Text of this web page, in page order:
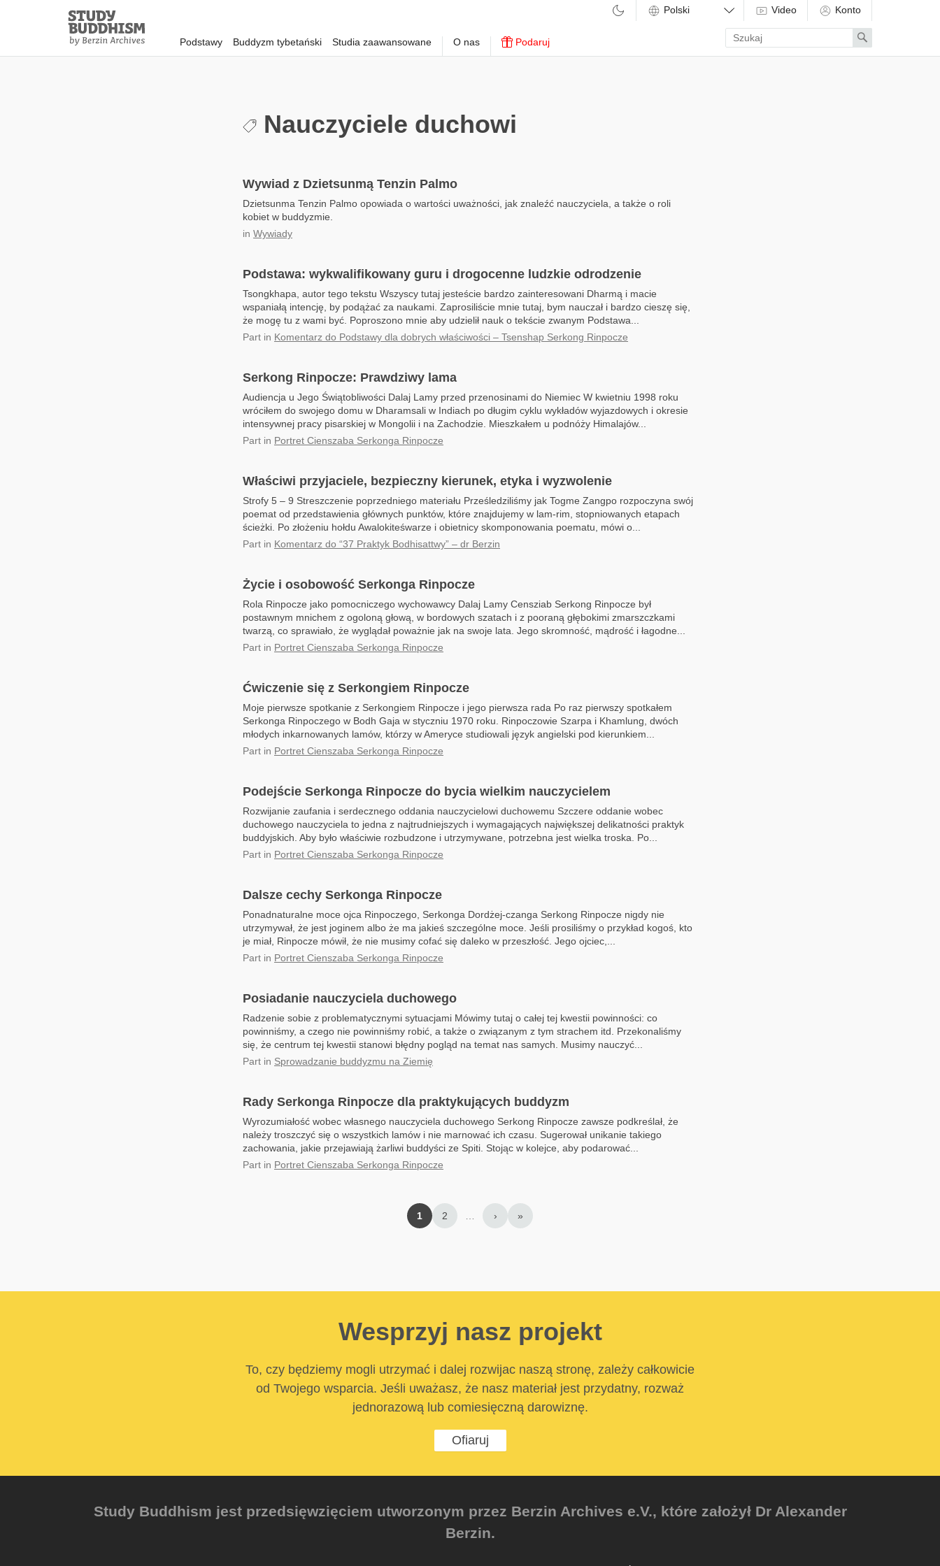
Study
Buddhism
Home
Podstawy Buddyzm tybetański Studia zaawansowane O nas Podaruj
Video Konto
Enter
search
term
Search
Nauczyciele duchowi
Wywiad z Dzietsunmą Tenzin Palmo
Dzietsunma Tenzin Palmo opowiada o wartości uważności, jak znaleźć nauczyciela, a także o roli
kobiet w buddyzmie.
in Wywiady
Podstawa: wykwalifikowany guru i drogocenne ludzkie odrodzenie
Tsongkhapa, autor tego tekstu Wszyscy tutaj jesteście bardzo zainteresowani Dharmą i macie
wspaniałą intencję, by podążać za naukami. Zaprosiliście mnie tutaj, bym nauczał i bardzo cieszę się,
że mogę tu z wami być. Poproszono mnie aby udzielił nauk o tekście zwanym Podstawa...
Part in Komentarz do Podstawy dla dobrych właściwości – Tsenshap Serkong Rinpocze
Serkong Rinpocze: Prawdziwy lama
Audiencja u Jego Świątobliwości Dalaj Lamy przed przenosinami do Niemiec W kwietniu 1998 roku
wróciłem do swojego domu w Dharamsali w Indiach po długim cyklu wykładów wyjazdowych i okresie
intensywnej pracy pisarskiej w Mongolii i na Zachodzie. Mieszkałem u podnóży Himalajów...
Part in Portret Cienszaba Serkonga Rinpocze
Właściwi przyjaciele, bezpieczny kierunek, etyka i wyzwolenie
Strofy 5 – 9 Streszczenie poprzedniego materiału Prześledziliśmy jak Togme Zangpo rozpoczyna swój
poemat od przedstawienia głównych punktów, które znajdujemy w lam-rim, stopniowanych etapach
ścieżki. Po złożeniu hołdu Awalokiteśwarze i obietnicy skomponowania poematu, mówi o...
Part in Komentarz do “37 Praktyk Bodhisattwy” – dr Berzin
Życie i osobowość Serkonga Rinpocze
Rola Rinpocze jako pomocniczego wychowawcy Dalaj Lamy Censziab Serkong Rinpocze był
postawnym mnichem z ogoloną głową, w bordowych szatach i z pooraną głębokimi zmarszczkami
twarzą, co sprawiało, że wyglądał poważnie jak na swoje lata. Jego skromność, mądrość i łagodne...
Part in Portret Cienszaba Serkonga Rinpocze
Ćwiczenie się z Serkongiem Rinpocze
Moje pierwsze spotkanie z Serkongiem Rinpocze i jego pierwsza rada Po raz pierwszy spotkałem
Serkonga Rinpoczego w Bodh Gaja w styczniu 1970 roku. Rinpoczowie Szarpa i Khamlung, dwóch
młodych inkarnowanych lamów, którzy w Ameryce studiowali język angielski pod kierunkiem...
Part in Portret Cienszaba Serkonga Rinpocze
Podejście Serkonga Rinpocze do bycia wielkim nauczycielem
Rozwijanie zaufania i serdecznego oddania nauczycielowi duchowemu Szczere oddanie wobec
duchowego nauczyciela to jedna z najtrudniejszych i wymagających największej delikatności praktyk
buddyjskich. Aby było właściwie rozbudzone i utrzymywane, potrzebna jest wielka troska. Po...
Part in Portret Cienszaba Serkonga Rinpocze
Dalsze cechy Serkonga Rinpocze
Ponadnaturalne moce ojca Rinpoczego, Serkonga Dordżej-czanga Serkong Rinpocze nigdy nie
utrzymywał, że jest joginem albo że ma jakieś szczególne moce. Jeśli prosiliśmy o przykład kogoś, kto
je miał, Rinpocze mówił, że nie musimy cofać się daleko w przeszłość. Jego ojciec,...
Part in Portret Cienszaba Serkonga Rinpocze
Posiadanie nauczyciela duchowego
Radzenie sobie z problematycznymi sytuacjami Mówimy tutaj o całej tej kwestii powinności: co
powinniśmy, a czego nie powinniśmy robić, a także o związanym z tym strachem itd. Przekonaliśmy
się, że centrum tej kwestii stanowi błędny pogląd na temat nas samych. Musimy nauczyć...
Part in Sprowadzanie buddyzmu na Ziemię
Rady Serkonga Rinpocze dla praktykujących buddyzm
Wyrozumiałość wobec własnego nauczyciela duchowego Serkong Rinpocze zawsze podkreślał, że
należy troszczyć się o wszystkich lamów i nie marnować ich czasu. Sugerował unikanie takiego
zachowania, jakie przejawiają żarliwi buddyści ze Spiti. Stojąc w kolejce, aby podarować...
Part in Portret Cienszaba Serkonga Rinpocze
1 2 › »
Wesprzyj nasz projekt
To, czy będziemy mogli utrzymać i dalej rozwijac naszą stronę, zależy całkowicie
od Twojego wsparcia. Jeśli uważasz, że nasz materiał jest przydatny, rozważ
jednorazową lub comiesięczną darowiznę.
Ofiaruj
Study Buddhism jest przedsięwzięciem utworzonym przez Berzin Archives e.V., które założył Dr Alexander
Berzin.